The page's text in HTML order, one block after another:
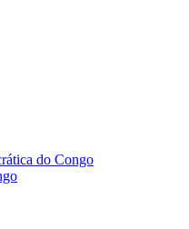
do Congo